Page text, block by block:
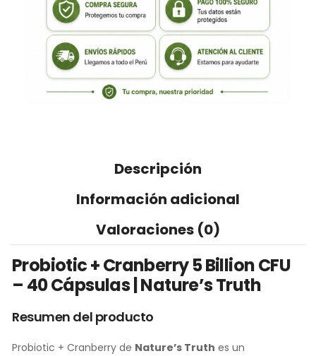
Descripción
Información adicional
Valoraciones (0)
Probiotic + Cranberry 5 Billion CFU
– 40 Cápsulas | Nature’s Truth
Resumen del producto
Probiotic + Cranberry de Nature’s Truth es un